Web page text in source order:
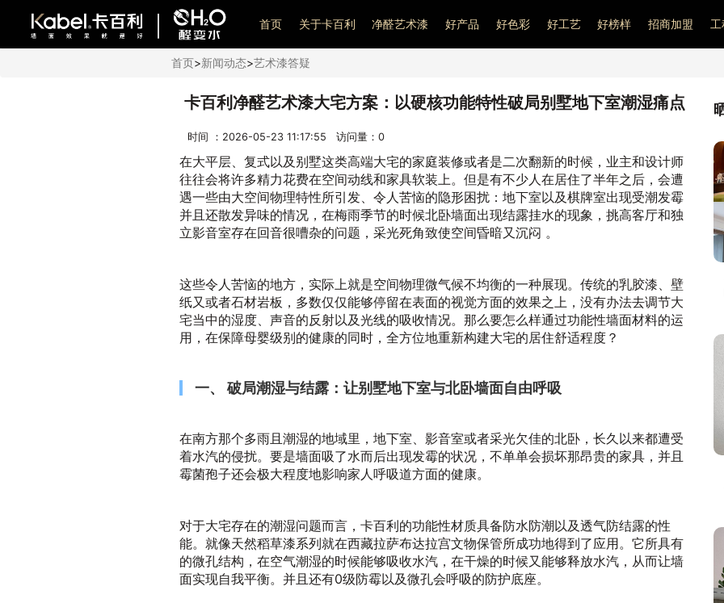
艺术漆加盟
首页 关于卡百利 净醛艺术漆 好产品 好色彩 好工艺 好榜样 招商加盟
首页>新闻动态>艺术漆答疑
卡百利净醛艺术漆大宅方案：以硬核功能特性破局别墅地下室潮湿痛点
时间 ：2026-05-23 11:17:55 访问量： 0
在大平层、复式以及别墅这类高端大宅的家庭装修或者是二次翻新的时候，业主和设计师
往往会将许多精力花费在空间动线和家具软装上。但是有不少人在居住了半年之后，会遭
遇一些由大空间物理特性所引发、令人苦恼的隐形困扰：地下室以及棋牌室出现受潮发霉
并且还散发异味的情况，在梅雨季节的时候北卧墙面出现结露挂水的现象，挑高客厅和独
立影音室存在回音很嘈杂的问题，采光死角致使空间昏暗又沉闷 。
这些令人苦恼的地方，实际上就是空间物理微气候不均衡的一种展现。传统的乳胶漆、壁
纸又或者石材岩板，多数仅仅能够停留在表面的视觉方面的效果之上，没有办法去调节大
宅当中的湿度、声音的反射以及光线的吸收情况。那么要怎么样通过功能性墙面材料的运
用，在保障母婴级别的健康的同时，全方位地重新构建大宅的居住舒适程度？
一、 破局潮湿与结露：让别墅地下室与北卧墙面自由呼吸
在南方那个多雨且潮湿的地域里，地下室、影音室或者采光欠佳的北卧，长久以来都遭受
着水汽的侵扰。要是墙面吸了水而后出现发霉的状况，不单单会损坏那昂贵的家具，并且
霉菌孢子还会极大程度地影响家人呼吸道方面的健康。
对于大宅存在的潮湿问题而言，卡百利的功能性材质具备防水防潮以及透气防结露的性
能。就像天然稻草漆系列就在西藏拉萨布达拉宫文物保管所成功地得到了应用。它所具有
的微孔结构，在空气潮湿的时候能够吸收水汽，在干燥的时候又能够释放水汽，从而让墙
面实现自我平衡。并且还有0级防霉以及微孔会呼吸的防护底座。